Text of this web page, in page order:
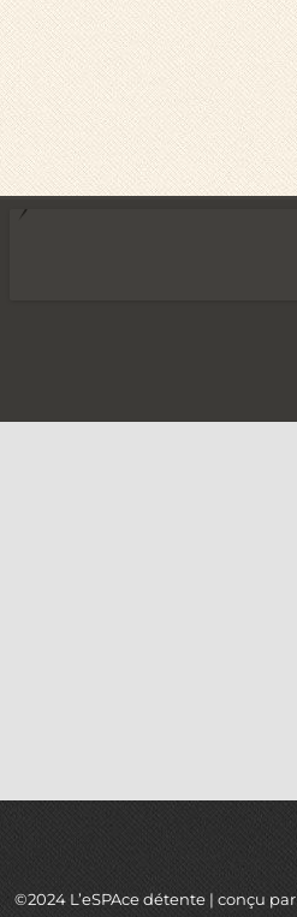
©2024 L’eSPAce détente | conçu par